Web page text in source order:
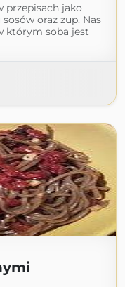
przepisach jako
oraz zup. Nas
którym soba jest